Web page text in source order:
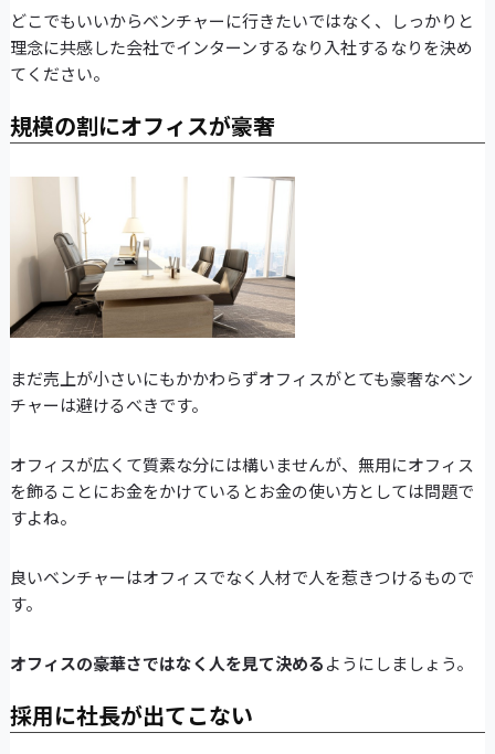
どこでもいいからベンチャーに行きたいではなく、しっかりと
理念に共感した会社でインターンするなり入社するなりを決め
てください。
規模の割にオフィスが豪奢
まだ売上が小さいにもかかわらずオフィスがとても豪奢なベン
チャーは避けるべきです。
オフィスが広くて質素な分には構いませんが、無用にオフィス
を飾ることにお金をかけているとお金の使い方としては問題で
すよね。
良いベンチャーはオフィスでなく人材で人を惹きつけるもので
す。
オフィスの豪華さではなく人を見て決めるようにしましょう。
採用に社長が出てこない